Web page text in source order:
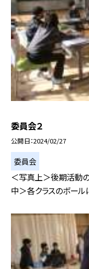
委員会２
公開日 2024/02/27
委員会
＜写真上＞後期活動
中＞各クラスのボール